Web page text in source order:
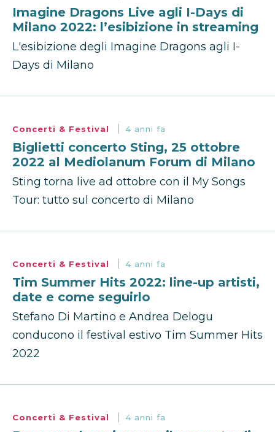
Imagine Dragons Live agli I-Days di
Milano 2022: l’esibizione in streaming
L'esibizione degli Imagine Dragons agli I-
Days di Milano
Concerti & Festival 4 anni fa
Biglietti concerto Sting, 25 ottobre
2022 al Mediolanum Forum di Milano
Sting torna live ad ottobre con il My Songs
Tour: tutto sul concerto di Milano
Concerti & Festival 4 anni fa
Tim Summer Hits 2022: line-up artisti,
date e come seguirlo
Stefano Di Martino e Andrea Delogu
conducono il festival estivo Tim Summer Hits
2022
Concerti & Festival 4 anni fa